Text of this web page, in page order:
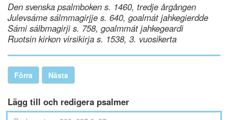
Den svenska psalmboken s. 1460, tredje årgången
Julevsáme sálmmagirjje s. 640, goalmát jahkegierdde
Sámi sálbmagirji s. 758, goalmmát jahkegeardi
Ruotsin kirkon virsikirja s. 1538, 3. vuosikerta
Förra Nästa
Lägg till och redigera psalmer